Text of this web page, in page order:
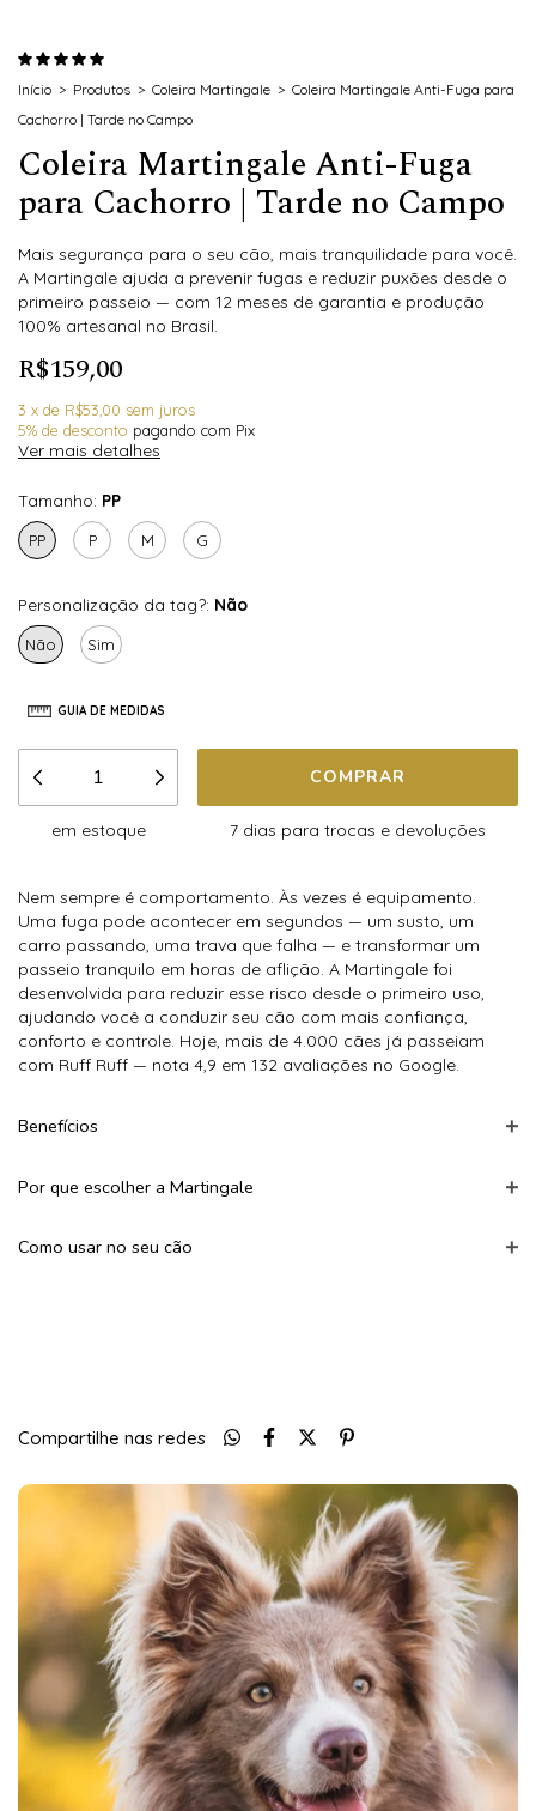
Início > Produtos > Coleira Martingale > Coleira Martingale Anti-Fuga para
Cachorro | Tarde no Campo
Coleira Martingale Anti-Fuga
para Cachorro | Tarde no Campo
Mais segurança para o seu cão, mais tranquilidade para você.
A Martingale ajuda a prevenir fugas e reduzir puxões desde o
primeiro passeio — com 12 meses de garantia e produção
100% artesanal no Brasil.
R$159,00
3 x de R$53,00 sem juros
5% de desconto pagando com Pix
Ver mais detalhes
Tamanho: PP
PP P M G
Personalização da tag?: Não
Não Sim
GUIA DE MEDIDAS
em estoque 7 dias para trocas e devoluções
Nem sempre é comportamento. Às vezes é equipamento.
Uma fuga pode acontecer em segundos — um susto, um
carro passando, uma trava que falha — e transformar um
passeio tranquilo em horas de aflição. A Martingale foi
desenvolvida para reduzir esse risco desde o primeiro uso,
ajudando você a conduzir seu cão com mais confiança,
conforto e controle. Hoje, mais de 4.000 cães já passeiam
com Ruff Ruff — nota 4,9 em 132 avaliações no Google.
Benefícios
Por que escolher a Martingale
Como usar no seu cão